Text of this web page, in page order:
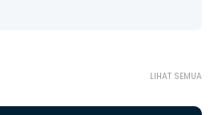
LIHAT SEMUA